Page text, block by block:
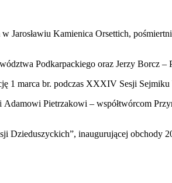
Kamienica Orsettich,
Podkarpackiego oraz Jerzy Borcz
1 marca br. podczas XXXIV Sesji
Pietrzakowi – współtwórcom
Dzieduszyckich”, inaugurującej obchody